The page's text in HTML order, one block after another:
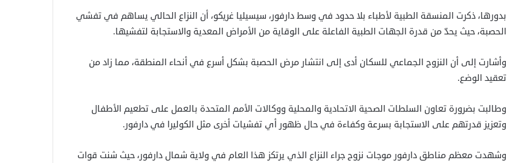
بدورها، ذكرت المنسقة الطبية لأطباء بلا حدود في وسط دارفور، سيسيليا غريكو، أن النزاع الحالي يساهم في تفشي
الحصبة، حيث يحدّ من قدرة الجهات الطبية الفاعلة على الوقاية من الأمراض المعدية والاستجابة لتفشيها.
وأشارت إلى أن النزوح الجماعي للسكان أدى إلى انتشار مرض الحصبة بشكل أسرع في أنحاء المنطقة، مما زاد من
تعقيد الوضع.
وطالبت بضرورة تعاون السلطات الصحية الاتحادية والمحلية ووكالات الأمم المتحدة بالعمل على تطعيم الأطفال
وتعزيز قدرتهم على الاستجابة بسرعة وكفاءة في حال ظهور أي تفشيات أخرى مثل الكوليرا في دارفور.
وشهدت معظم مناطق دارفور موجات نزوح جراء النزاع الذي يرتكز هذا العام في ولاية شمال دارفور، حيث شنت قوات